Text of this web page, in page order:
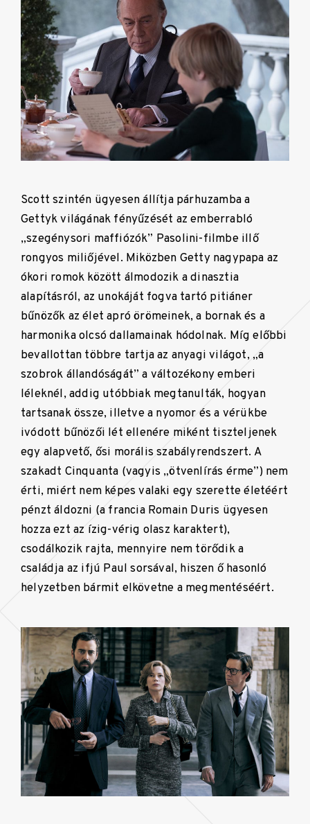
Scott szintén ügyesen állítja párhuzamba a
Gettyk világának fényűzését az emberrabló
„szegénysori maffiózók” Pasolini-filmbe illő
rongyos miliőjével. Miközben Getty nagypapa az
ókori romok között álmodozik a dinasztia
alapításról, az unokáját fogva tartó pitiáner
bűnözők az élet apró örömeinek, a bornak és a
harmonika olcsó dallamainak hódolnak. Míg előbbi
bevallottan többre tartja az anyagi világot, „a
szobrok állandóságát” a változékony emberi
léleknél, addig utóbbiak megtanulták, hogyan
tartsanak össze, illetve a nyomor és a vérükbe
ivódott bűnözői lét ellenére miként tiszteljenek
egy alapvető, ősi morális szabályrendszert. A
szakadt Cinquanta (vagyis „ötvenlírás érme”) nem
érti, miért nem képes valaki egy szerette életéért
pénzt áldozni (a francia Romain Duris ügyesen
hozza ezt az ízig-vérig olasz karaktert),
csodálkozik rajta, mennyire nem törődik a
családja az ifjú Paul sorsával, hiszen ő hasonló
helyzetben bármit elkövetne a megmentéséért.